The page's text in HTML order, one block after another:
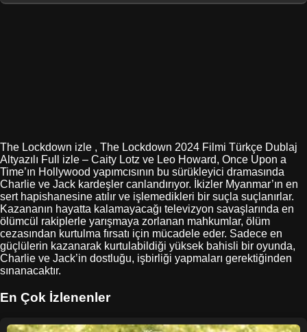
The Lockdown izle , The Lockdown 2024 Filmi Türkçe Dublaj
Altyazılı Full izle – Caity Lotz ve Leo Howard, Once Upon a
Time’ın Hollywood yapımcısının bu sürükleyici dramasında
Charlie ve Jack kardeşler canlandırıyor. İkizler Myanmar’ın en
sert hapishanesine atılır ve işlemedikleri bir suçla suçlanırlar.
Kazananın hayatta kalamayacağı televizyon savaşlarında en
ölümcül rakiplerle yarışmaya zorlanan mahkumlar, ölüm
cezasından kurtulma fırsatı için mücadele eder. Sadece en
güçlülerin kazanarak kurtulabildiği yüksek bahisli bir oyunda,
Charlie ve Jack’in dostluğu, işbirliği yapmaları gerektiğinden
sınanacaktır.
En Çok İzlenenler